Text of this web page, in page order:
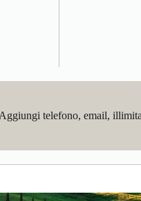
telefono, email,